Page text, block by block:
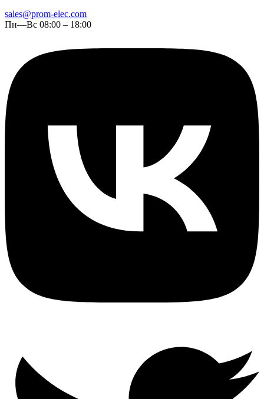
sales@prom-elec.com
Пн—Вс 08:00 – 18:00